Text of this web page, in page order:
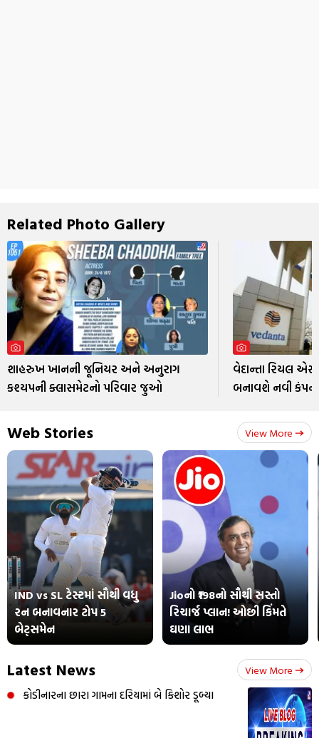
Related Photo Gallery
શાહરુખ ખાનની જૂનિયર અને અનુરાગ
કશ્યપની ક્લાસમેટનો પરિવાર જુઓ
વેદાન્તા રિયલ
બનાવશે નવી
Web Stories View More
IND vs SL ટેસ્ટમાં સૌથી વધુ
રન બનાવનાર ટોપ 5
બેટ્સમેન
Jioનો ₹198નો સૌથી સસ્તો
રિચાર્જ પ્લાન! ઓછી કિંમતે
ઘણા લાભ
Latest News View More
કોડીનારના છારા ગામના દરિયામાં બે કિશોર ડૂબ્યા